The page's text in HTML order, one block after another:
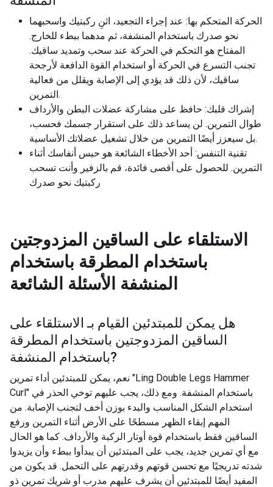
الحركة المتحكم بها: عند إجراء التجعيد، اثنِ ركبتيك واسحبهما
نحو صدرك باستخدام المنشفة، ثم مدهما ببطء للخارج.
المفتاح هو التحكم في الحركة عند سحب وتمديد ساقيك.
تجنب التسرع في الحركة أو استخدام القوة الدافعة لأرجحة
ساقيك، لأن ذلك قد يؤدي إلى الإصابة ويقلل من فعالية
التمرين.
إشراك قلبك: حافظ على مشاركة عضلات البطن والأرداف
طوال التمرين. لن يساعد ذلك على استقرار جسمك فحسب،
بل سيعزز أيضًا التمرين من خلال تشغيل عضلاتك الأساسية.
تقنية التنفس: أحد الأخطاء الشائعة هو حبس أنفاسك أثناء
التمرين. للحصول على أقصى فائدة، قم بالزفير وأنت تسحب
ركبتيك نحو صدرك
الاستلقاء على الساقين المزدوجتين
باستخدام المطرقة باستخدام
المنشفة الأسئلة الشائعة
هل يمكن للمبتدئين القيام بـ الاستلقاء على
الساقين المزدوجتين باستخدام المطرقة
باستخدام المنشفة?
نعم، يمكن للمبتدئين أداء تمرين "Ling Double Legs Hammer
Curl" باستخدام المنشفة. ومع ذلك، يجب عليهم توخي الحذر في
استخدام الشكل المناسب والبدء بوزن أخف لتجنب الإصابة. من
المهم إبقاء الظهر مسطحًا على الأرض أثناء التمرين ورفع
الساقين فقط باستخدام قوة أوتار الركبة والأرداف. كما هو الحال
مع أي تمرين جديد، يجب على المبتدئين أن يبدأوا ببطء وأن يزيدوا
شدته تدريجيًا مع تحسن قوتهم وقدرتهم على التحمل. قد يكون من
المفيد أيضًا للمبتدئين أن يشرف عليهم مدرب أو شريك تمرين ذو